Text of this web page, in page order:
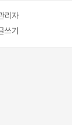
리자
쓰기